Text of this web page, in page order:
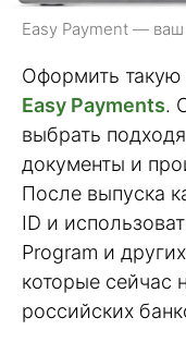
Easy Payment —
Оформить
Easy Payments.
выбрать
документы и
После выпуска
ID и
Program и
которые сейчас
российских